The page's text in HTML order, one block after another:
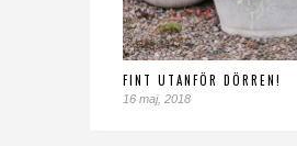
FINT UTANFÖR DÖRREN!
16 maj, 2018